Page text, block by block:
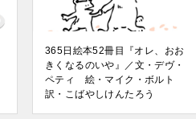
365日絵本52冊目『オレ、おお
きくなるのいや』／文・デヴ・
ペティ 絵・マイク・ボルト
訳・こばやしけんたろう